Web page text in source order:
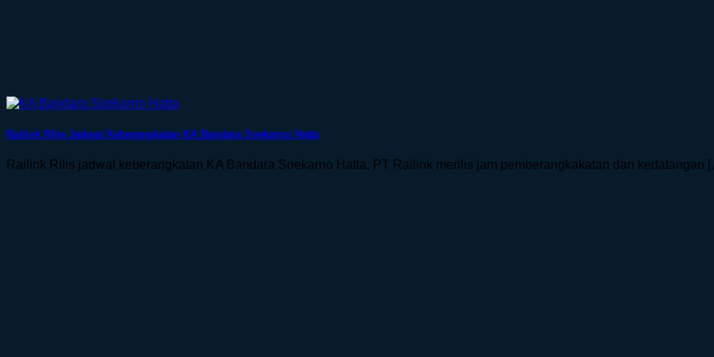
Railink Rilis Jadwal Keberangkatan KA Bandara Soekarno Hatta
Railink Rilis jadwal keberangkatan KA Bandara Soekarno Hatta, PT Railink merilis jam pemberangkakatan dan kedatangan